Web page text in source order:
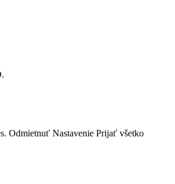
Odmietnuť Nastavenie Prijať všetko